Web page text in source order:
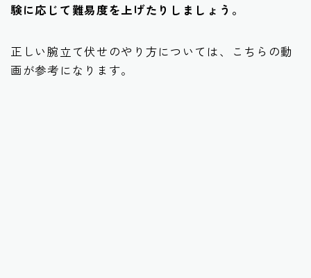
験に応じて難易度を上げたりしましょう。
正しい腕立て伏せのやり方については、こちらの動
画が参考になります。